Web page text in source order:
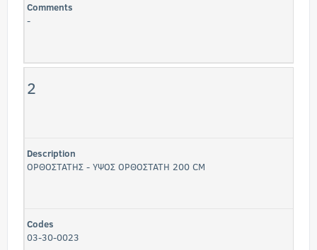
Comments
-
2
Description
ΟΡΘΟΣΤΑΤΗΣ - ΥΨΟΣ ΟΡΘΟΣΤΑΤΗ 200 CM
Codes
03-30-0023